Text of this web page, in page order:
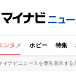
ンタメ ホビー 特集
イナビニュースを優先表示する